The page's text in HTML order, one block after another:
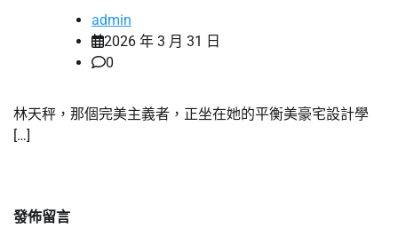
admin
2026 年 3 月 31 日
0
林天秤，那個完美主義者，正坐在她的平衡美豪宅設計學
[…]
發佈留言